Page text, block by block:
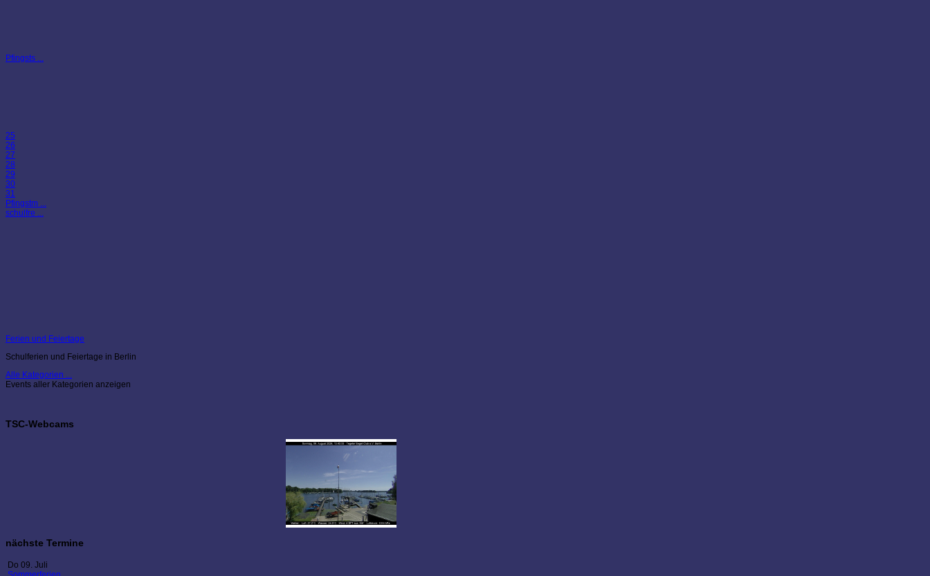
Pfingsts ...
25
26
27
28
29
30
31
Pfingstm ...
schulfre ...
Ferien und Feiertage
Schulferien und Feiertage in Berlin
Alle Kategorien ...
Events aller Kategorien anzeigen
TSC-Webcams
nächste Termine
Do 09. Juli